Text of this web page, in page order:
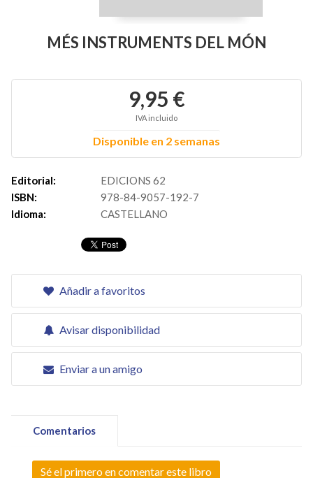
MÉS INSTRUMENTS DEL MÓN
9,95 €
IVA incluido
Disponible en 2 semanas
Editorial:
EDICIONS 62
ISBN:
978-84-9057-192-7
Idioma:
CASTELLANO
Añadir a favoritos
Avisar disponibilidad
Enviar a un amigo
Comentarios
Sé el primero en comentar este libro